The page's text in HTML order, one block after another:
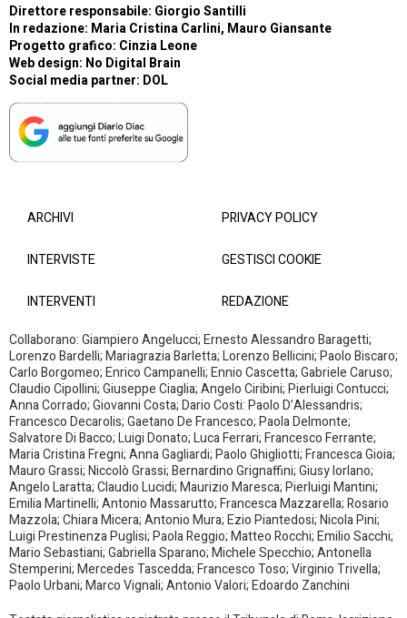
Direttore responsabile: Giorgio Santilli
In redazione: Maria Cristina Carlini, Mauro Giansante
Progetto grafico: Cinzia Leone
Web design: No Digital Brain
Social media partner: DOL
ARCHIVI
INTERVISTE
INTERVENTI
PRIVACY POLICY
GESTISCI COOKIE
REDAZIONE
Collaborano: Giampiero Angelucci; Ernesto Alessandro Baragetti;
Lorenzo Bardelli; Mariagrazia Barletta; Lorenzo Bellicini; Paolo Biscaro;
Carlo Borgomeo; Enrico Campanelli; Ennio Cascetta; Gabriele Caruso;
Claudio Cipollini; Giuseppe Ciaglia; Angelo Ciribini; Pierluigi Contucci;
Anna Corrado; Giovanni Costa; Dario Costi: Paolo D’Alessandris;
Francesco Decarolis; Gaetano De Francesco; Paola Delmonte;
Salvatore Di Bacco; Luigi Donato; Luca Ferrari; Francesco Ferrante;
Maria Cristina Fregni; Anna Gagliardi; Paolo Ghigliotti; Francesca Gioia;
Mauro Grassi; Niccolò Grassi; Bernardino Grignaffini; Giusy Iorlano;
Angelo Laratta; Claudio Lucidi; Maurizio Maresca; Pierluigi Mantini;
Emilia Martinelli; Antonio Massarutto; Francesca Mazzarella; Rosario
Mazzola; Chiara Micera; Antonio Mura; Ezio Piantedosi; Nicola Pini;
Luigi Prestinenza Puglisi; Paola Reggio; Matteo Rocchi; Emilio Sacchi;
Mario Sebastiani; Gabriella Sparano; Michele Specchio; Antonella
Stemperini; Mercedes Tascedda; Francesco Toso; Virginio Trivella;
Paolo Urbani; Marco Vignali; Antonio Valori; Edoardo Zanchini